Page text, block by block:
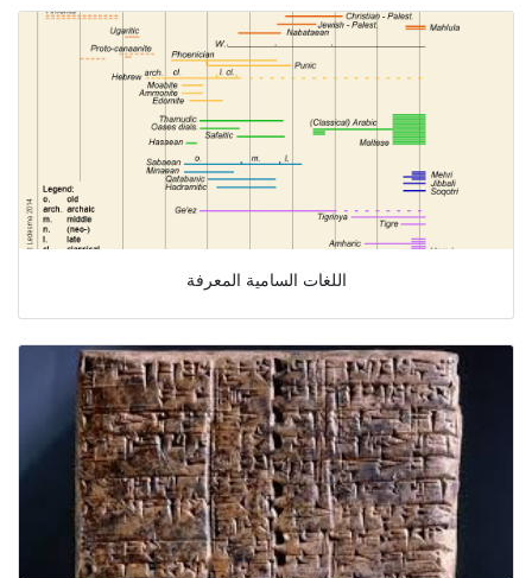
اللغات السامية المعرفة